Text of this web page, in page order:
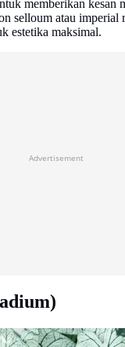
memberikan kesan
selloum atau imperial
estetika maksimal.
Advertisement